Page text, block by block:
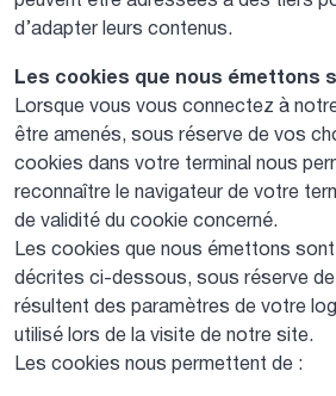
d’adapter leurs contenus.
Les cookies que nous émettons
Lorsque vous vous connectez à
être amenés, sous réserve de vos
cookies dans votre terminal nous
reconnaître le navigateur de votre
de validité du cookie concerné.
Les cookies que nous émettons
décrites ci-dessous, sous réserve
résultent des paramètres de votre
utilisé lors de la visite de notre site.
Les cookies nous permettent de :